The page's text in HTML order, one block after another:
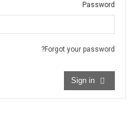
Password
Forgot your password?